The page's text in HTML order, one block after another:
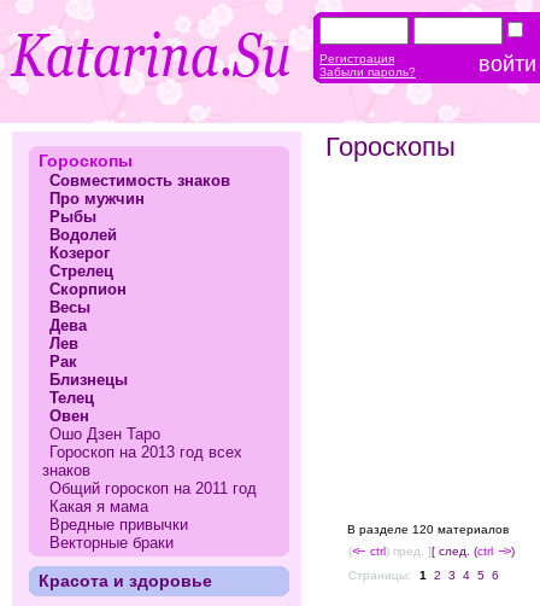
Гороскопы
В разделе 120 материалов
(<-- ctrl) пред. ][ след. (ctrl --> )
Страницы:
1 2 3 4 5 6
Гороскопы
Совместимость знаков
Про мужчин
Рыбы
Водолей
Козерог
Стрелец
Скорпион
Весы
Дева
Лев
Рак
Близнецы
Телец
Овен
Ошо Дзен Таро
Гороскоп на 2013 год всех
знаков
Общий гороскоп на 2011 год
Какая я мама
Вредные привычки
Векторные браки
Красота и здоровье
Регистрация
Забыли пароль?